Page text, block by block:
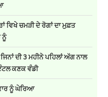
ਵਿਖੇ ਚਮੜੀ ਦੇ ਰੋਗਾਂ ਦਾ ਮੁਫ਼ਤ
ਨੂੰ
ਦੀ 3 ਮਹੀਨੇ ਪਹਿਲਾਂ ਅੱਗ ਨਾਲ
ਕਣਕ ਵੰਡੀ
ਨੂੰ ਘੇਰਿਆ